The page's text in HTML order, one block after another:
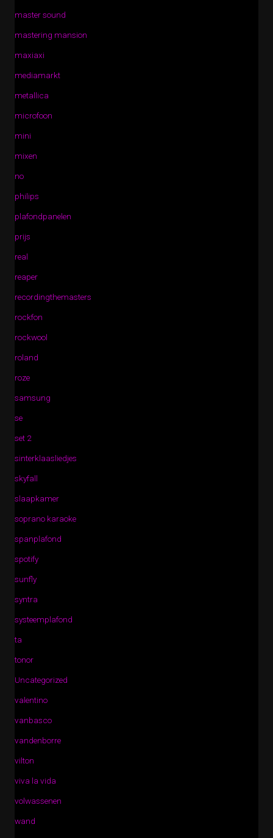
master sound
mastering mansion
maxiaxi
mediamarkt
metallica
microfoon
mini
mixen
no
philips
plafondpanelen
prijs
real
reaper
recordingthemasters
rockfon
rockwool
roland
roze
samsung
se
set 2
sinterklaasliedjes
skyfall
slaapkamer
soprano karaoke
spanplafond
spotify
sunfly
syntra
systeemplafond
ta
tonor
Uncategorized
valentino
vanbasco
vandenborre
vilton
viva la vida
volwassenen
wand